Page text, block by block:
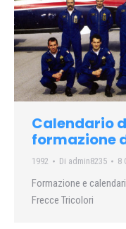
Calendario
formazione
1992 Di admin8235 8
Formazione e
Frecce Tricolori